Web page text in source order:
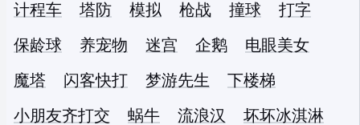
计程车
塔防 模拟 枪战 撞球
打字
保龄球
养宠物 迷宫 企鹅
电眼美女
魔塔
闪客快打 梦游先生
下楼梯
小朋友齐打交
蜗牛 流浪汉
坏坏冰淇淋